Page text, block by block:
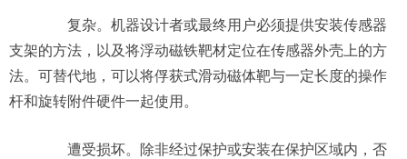
复杂。机器设计者或最终用户必须提供安装传感器
支架的方法，以及将浮动磁铁靶材定位在传感器外壳上的方
法。可替代地，可以将俘获式滑动磁体靶与一定长度的操作
杆和旋转附件硬件一起使用。
遭受损坏。除非经过保护或安装在保护区域内，否